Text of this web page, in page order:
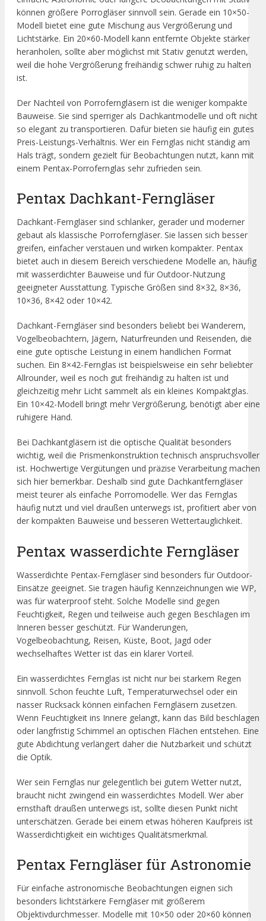
können größere Porrogläser sinnvoll sein. Gerade ein 10×50-
Modell bietet eine gute Mischung aus Vergrößerung und
Lichtstärke. Ein 20×60-Modell kann entfernte Objekte stärker
heranholen, sollte aber möglichst mit Stativ genutzt werden,
weil die hohe Vergrößerung freihändig schwer ruhig zu halten
ist.
Der Nachteil von Porroferngläsern ist die weniger kompakte
Bauweise. Sie sind sperriger als Dachkantmodelle und oft nicht
so elegant zu transportieren. Dafür bieten sie häufig ein gutes
Preis-Leistungs-Verhältnis. Wer ein Fernglas nicht ständig am
Hals trägt, sondern gezielt für Beobachtungen nutzt, kann mit
einem Pentax-Porrofernglas sehr zufrieden sein.
Pentax Dachkant-Ferngläser
Dachkant-Ferngläser sind schlanker, gerader und moderner
gebaut als klassische Porroferngläser. Sie lassen sich besser
greifen, einfacher verstauen und wirken kompakter. Pentax
bietet auch in diesem Bereich verschiedene Modelle an, häufig
mit wasserdichter Bauweise und für Outdoor-Nutzung
geeigneter Ausstattung. Typische Größen sind 8×32, 8×36,
10×36, 8×42 oder 10×42.
Dachkant-Ferngläser sind besonders beliebt bei Wanderern,
Vogelbeobachtern, Jägern, Naturfreunden und Reisenden, die
eine gute optische Leistung in einem handlichen Format
suchen. Ein 8×42-Fernglas ist beispielsweise ein sehr beliebter
Allrounder, weil es noch gut freihändig zu halten ist und
gleichzeitig mehr Licht sammelt als ein kleines Kompaktglas.
Ein 10×42-Modell bringt mehr Vergrößerung, benötigt aber eine
ruhigere Hand.
Bei Dachkantgläsern ist die optische Qualität besonders
wichtig, weil die Prismenkonstruktion technisch anspruchsvoller
ist. Hochwertige Vergütungen und präzise Verarbeitung machen
sich hier bemerkbar. Deshalb sind gute Dachkantferngläser
meist teurer als einfache Porromodelle. Wer das Fernglas
häufig nutzt und viel draußen unterwegs ist, profitiert aber von
der kompakten Bauweise und besseren Wettertauglichkeit.
Pentax wasserdichte Ferngläser
Wasserdichte Pentax-Ferngläser sind besonders für Outdoor-
Einsätze geeignet. Sie tragen häufig Kennzeichnungen wie WP,
was für waterproof steht. Solche Modelle sind gegen
Feuchtigkeit, Regen und teilweise auch gegen Beschlagen im
Inneren besser geschützt. Für Wanderungen,
Vogelbeobachtung, Reisen, Küste, Boot, Jagd oder
wechselhaftes Wetter ist das ein klarer Vorteil.
Ein wasserdichtes Fernglas ist nicht nur bei starkem Regen
sinnvoll. Schon feuchte Luft, Temperaturwechsel oder ein
nasser Rucksack können einfachen Ferngläsern zusetzen.
Wenn Feuchtigkeit ins Innere gelangt, kann das Bild beschlagen
oder langfristig Schimmel an optischen Flächen entstehen. Eine
gute Abdichtung verlängert daher die Nutzbarkeit und schützt
die Optik.
Wer sein Fernglas nur gelegentlich bei gutem Wetter nutzt,
braucht nicht zwingend ein wasserdichtes Modell. Wer aber
ernsthaft draußen unterwegs ist, sollte diesen Punkt nicht
unterschätzen. Gerade bei einem etwas höheren Kaufpreis ist
Wasserdichtigkeit ein wichtiges Qualitätsmerkmal.
Pentax Ferngläser für Astronomie
Für einfache astronomische Beobachtungen eignen sich
besonders lichtstärkere Ferngläser mit größerem
Objektivdurchmesser. Modelle mit 10×50 oder 20×60 können